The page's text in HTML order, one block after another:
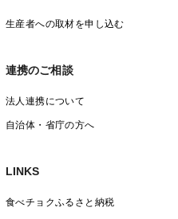
生産者への取材を申し込む
連携のご相談
法人連携について
自治体・省庁の方へ
LINKS
食べチョクふるさと納税